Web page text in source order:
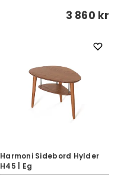
3 860 kr
Harmoni Sidebord Hylder
H45 | Eg